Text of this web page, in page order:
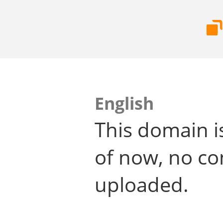
English
This domain
of now, no
uploaded.